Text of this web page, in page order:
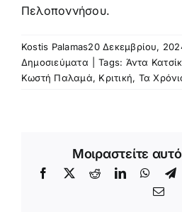
Πελοποννήσου.
Kostis Palamas20 Δεκεμβρίου,
Δημοσιεύματα
Tags: Άντα
Κωστή Παλαμά, Κριτική, Τα
Μοιραστείτε
Facebook
X RedditLinkedIn